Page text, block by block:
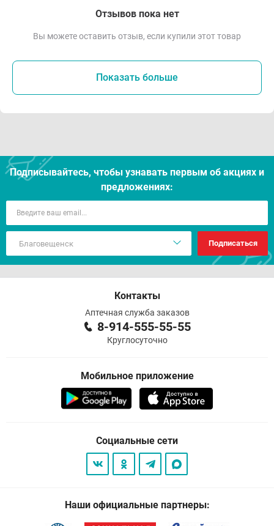
Отзывов пока нет
Вы можете оставить отзыв, если купили этот товар
Показать больше
Подписывайтесь, чтобы узнавать первым об акцияx и
предложениях:
Подписаться
Контакты
Аптечная служба заказов
8-914-555-55-55
Круглосуточно
Мобильное приложение
Социальные сети
Наши официальные партнеры: